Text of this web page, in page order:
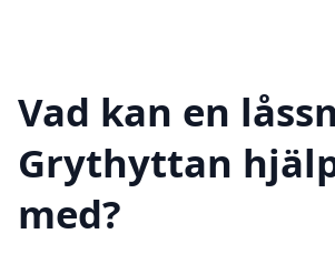
Vad kan en
Grythyttan
med?